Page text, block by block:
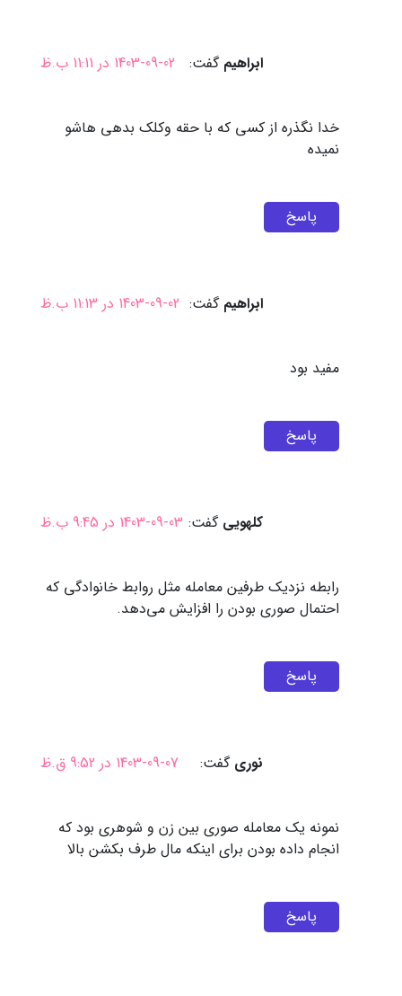
ابراهیم گفت: 1403-09-02 در 11:11 ب.ظ
خدا نگذره از کسی که با حقه وکلک بدهی هاشو
نمیده
پاسخ
ابراهیم گفت: 1403-09-02 در 11:13 ب.ظ
مفید بود
پاسخ
کلهویی گفت: 1403-09-03 در 9:45 ب.ظ
رابطه نزدیک طرفین معامله مثل روابط خانوادگی که
احتمال صوری بودن را افزایش می‌دهد.
پاسخ
نوری گفت: 1403-09-07 در 9:52 ق.ظ
نمونه یک معامله صوری بین زن و شوهری بود که
انجام داده بودن برای اینکه مال طرف بکشن بالا
پاسخ